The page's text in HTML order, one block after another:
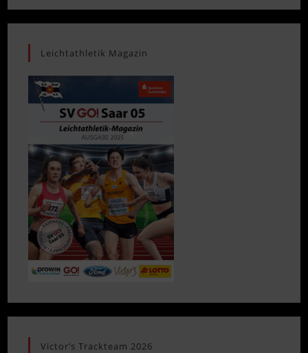
Leichtathletik Magazin
Victor’s Trackteam 2026